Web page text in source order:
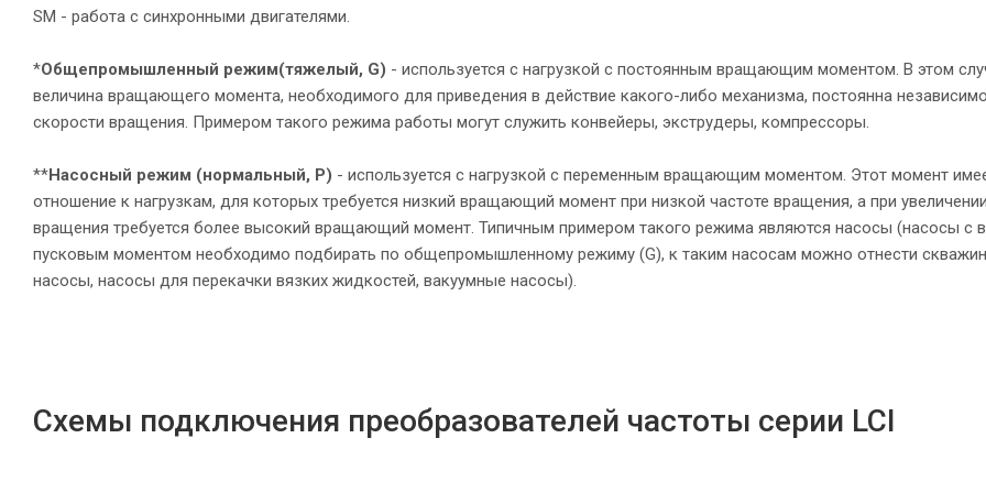
SM - работа с синхронными двигателями.
*Общепромышленный режим(тяжелый, G) - используется с нагрузкой с постоянным вращающим моментом. В этом
величина вращающего момента, необходимого для приведения в действие какого-либо механизма, постоянна
скорости вращения. Примером такого режима работы могут служить конвейеры, экструдеры, компрессоры.
**Насосный режим (нормальный, P) - используется с нагрузкой с переменным вращающим моментом. Этот момент
отношение к нагрузкам, для которых требуется низкий вращающий момент при низкой частоте вращения, а при
вращения требуется более высокий вращающий момент. Типичным примером такого режима являются насосы (насосы с
пусковым моментом необходимо подбирать по общепромышленному режиму (G), к таким насосам можно отнести
насосы, насосы для перекачки вязких жидкостей, вакуумные насосы).
Схемы подключения преобразователей частоты серии LCI